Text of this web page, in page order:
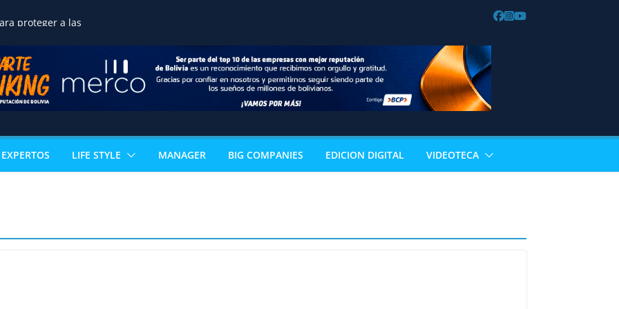
una transición
proteger a las
el desarrollo
terrenos
la excelencia
estudiante de
sectores que
la
EXPERTOS LIFE STYLE MANAGER BIG COMPANIES EDICION DIGITAL VIDEOTECA